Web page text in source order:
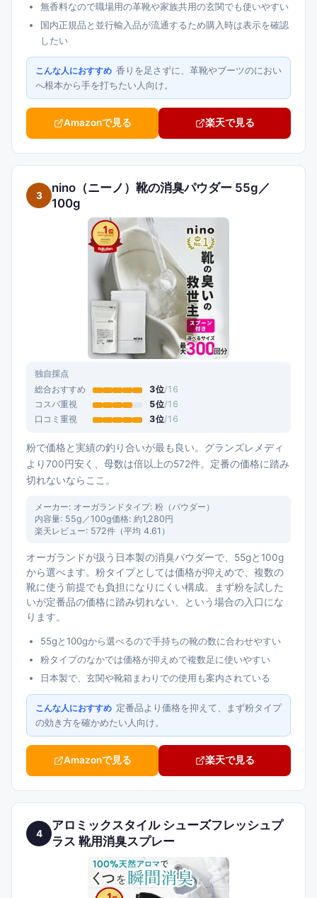
無香料なので職場用の革靴や家族共用の玄関でも使いやすい
国内正規品と並行輸入品が流通するため購入時は表示を確認
したい
こんな人におすすめ 香りを足さずに、革靴やブーツのにおい
へ根本から手を打ちたい人向け。
Amazonで見る 楽天で見る
3
nino（ニーノ）靴の消臭パウダー 55g／
100g
独自採点
総合おすすめ 3位/16
コスパ重視
5位/16
口コミ重視
3位/16
粉で価格と実績の釣り合いが最も良い。グランズレメディ
より700円安く、母数は倍以上の572件。定番の価格に踏み
切れないならここ。
メーカー: オーガランドタイプ: 粉（パウダー）
内容量: 55g／100g価格: 約1,280円
楽天レビュー: 572件（平均 4.61 ）
オーガランドが扱う日本製の消臭パウダーで、55gと100g
から選べます。粉タイプとしては価格が抑えめで、複数の
靴に使う前提でも負担になりにくい構成。まず粉を試した
いが定番品の価格に踏み切れない、という場合の入口にな
ります。
55gと100gから選べるので手持ちの靴の数に合わせやすい
粉タイプのなかでは価格が抑えめで複数足に使いやすい
日本製で、玄関や靴箱まわりでの使用も案内されている
こんな人におすすめ 定番品より価格を抑えて、まず粉タイプ
の効き方を確かめたい人向け。
Amazonで見る 楽天で見る
4
アロミックスタイル シューズフレッシュプ
ラス 靴用消臭スプレー